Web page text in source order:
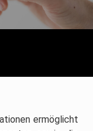
ermöglicht